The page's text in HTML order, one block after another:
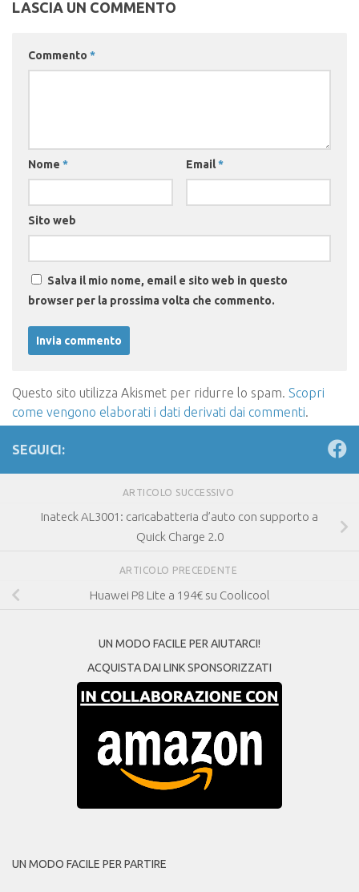
LASCIA UN COMMENTO
Commento *
Nome * Email*
Sito web
Salva il mio nome, email e sito web in questo
browser per la prossima volta che commento.
Questo sito utilizza Akismet per ridurre lo spam. Scopri
come vengono elaborati i dati derivati dai commenti.
SEGUICI:
ARTICOLO SUCCESSIVO
Inateck AL3001: caricabatteria d’auto con supporto a
Quick Charge 2.0
ARTICOLO PRECEDENTE
Huawei P8 Lite a 194€ su Coolicool
UN MODO FACILE PER AIUTARCI!
ACQUISTA DAI LINK SPONSORIZZATI
UN MODO FACILE PER PARTIRE